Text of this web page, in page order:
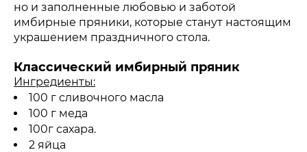
но и заполненные любовью и заботой
имбирные пряники, которые станут настоящим
украшением праздничного стола.
Классический имбирный пряник
Ингредиенты:
100 г сливочного масла
100 г меда
100г сахара.
2 яйца